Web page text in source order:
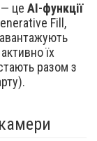
це AI-функції
Fill,
їх
разом з